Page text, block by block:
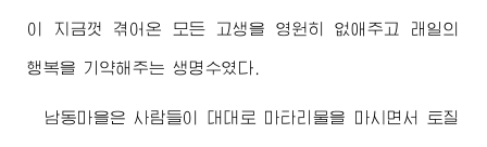
이 지금껏 겪어온 모든 고생을 영원히 없애주고 래일의
행복을 기약해주는 생명수였다.
남동마을은 사람들이 대대로 마타리물을 마시면서 토질